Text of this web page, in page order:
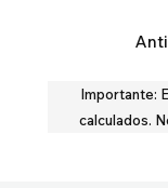
Importante:
calculados.